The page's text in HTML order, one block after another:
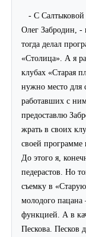
- С Салтыковой
Олег Забродин, -
тогда делал
«Столица». А я
клубах «Старая
нужно место для
работавших с
предоставлю
жрать в своих
своей программе
До этого я,
педерастов. Но
съемку в
молодого пацана
функцией. А в
Пескова. Песков